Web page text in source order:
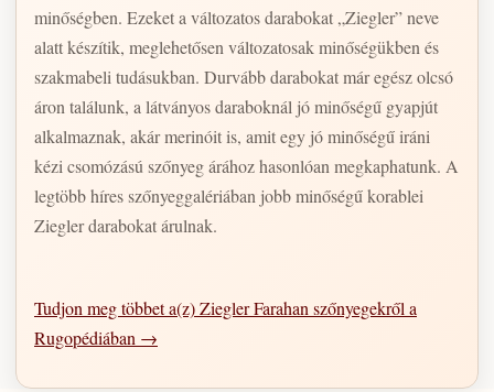
minőségben. Ezeket a változatos darabokat „Ziegler” neve
alatt készítik, meglehetősen változatosak minőségükben és
szakmabeli tudásukban. Durvább darabokat már egész olcsó
áron találunk, a látványos daraboknál jó minőségű gyapjút
alkalmaznak, akár merinóit is, amit egy jó minőségű iráni
kézi csomózású szőnyeg árához hasonlóan megkaphatunk. A
legtöbb híres szőnyeggalériában jobb minőségű korablei
Ziegler darabokat árulnak.
Tudjon meg többet a(z) Ziegler Farahan szőnyegekről a
Rugopédiában →